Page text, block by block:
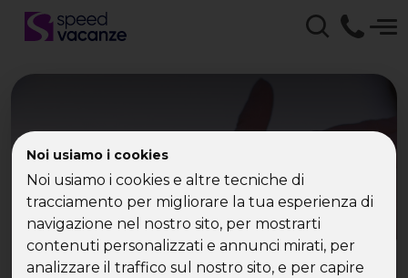
Noi usiamo i cookies
Noi usiamo i cookies e altre tecniche di
tracciamento per migliorare la tua esperienza di
navigazione nel nostro sito, per mostrarti
contenuti personalizzati e annunci mirati, per
analizzare il traffico sul nostro sito, e per capire
Speed Vacanze - eventi,
crociere per Single e
speed vacanze